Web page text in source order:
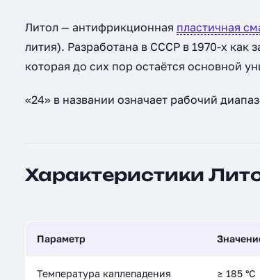
Литол — антифрикционная пластичная
лития). Разработана в СССР в 1970-х как
которая до сих пор остаётся основной
«24» в названии означает рабочий
Характеристики
Параметр
Температура каплепадения ≥ 185 °C